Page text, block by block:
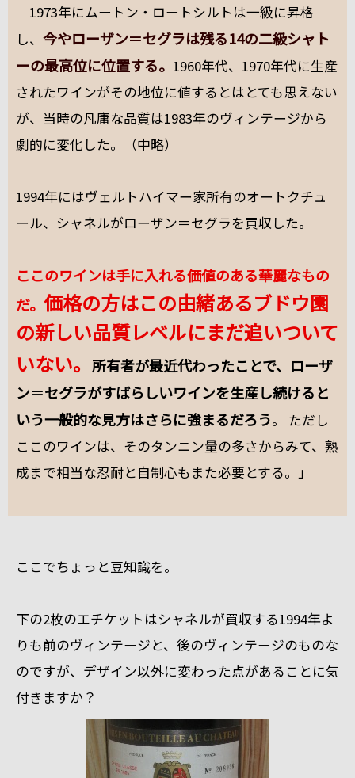
1973年にムートン・ロートシルトは一級に昇格
し、 今やローザン＝セグラは残る14の二級シャト
ーの最高位に位置する。 1960年代、1970年代に生産
されたワインがその地位に値するとはとても思えない
が、当時の凡庸な品質は1983年のヴィンテージから
劇的に変化した。（中略）
1994年にはヴェルトハイマー家所有のオートクチュ
ール、シャネルがローザン＝セグラを買収した。
ここのワインは手に入れる価値のある華麗なもの
だ。 価格の方はこの由緒あるブドウ園
の新しい品質レベルにまだ追いついて
いない。 所有者が最近代わったことで、ローザ
ン＝セグラがすばらしいワインを生産し続けると
いう一般的な見方はさらに強まるだろう。 ただし
ここのワインは、そのタンニン量の多さからみて、熟
成まで相当な忍耐と自制心もまた必要とする。」
ここでちょっと豆知識を。
下の2枚のエチケットはシャネルが買収する1994年よ
りも前のヴィンテージと、後のヴィンテージのものな
のですが、デザイン以外に変わった点があることに気
付きますか？